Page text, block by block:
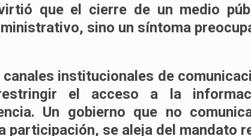
que el cierre de un medio
sino un síntoma
canales institucionales de
el acceso a la
Un gobierno que no
participación, se aleja del mandato